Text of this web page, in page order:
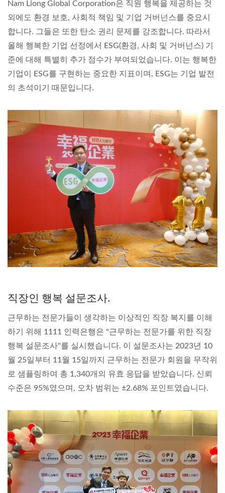
Nam Liong Global Corporation은 직원 행복을 제공하는 것
외에도 환경 보호, 사회적 책임 및 기업 거버넌스를 중요시
합니다. 그들은 또한 탄소 권리 문제를 강조합니다. 따라서
올해 행복한 기업 선정에서 ESG(환경, 사회 및 거버넌스) 기
준에 대해 특별히 추가 점수가 부여되었습니다. 이는 행복한
기업이 ESG를 구현하는 중요한 지표이며, ESG는 기업 발전
의 초석이기 때문입니다.
직장인 행복 설문조사.
근무하는 전문가들이 생각하는 이상적인 직장 복지를 이해
하기 위해 1111 인력은행은 "근무하는 전문가를 위한 직장
행복 설문조사"를 실시했습니다. 이 설문조사는 2023년 10
월 25일부터 11월 15일까지 근무하는 전문가 회원을 무작위
로 샘플링하여 총 1,340개의 유효 응답을 받았습니다. 신뢰
수준은 95%였으며, 오차 범위는 ±2.68% 포인트였습니다.